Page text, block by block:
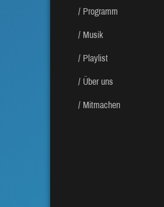
Programm
Musik
Playlist
Über uns
Mitmachen